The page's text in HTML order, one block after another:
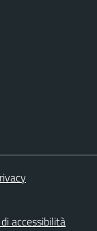
accessibilità